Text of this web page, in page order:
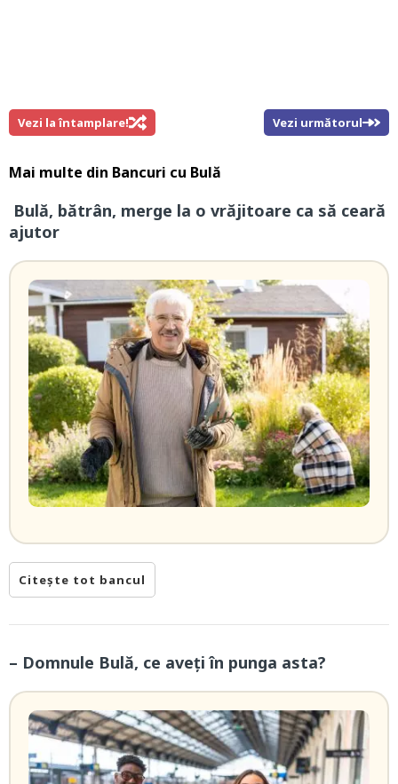
Vezi la întamplare! Vezi următorul
Mai multe din Bancuri cu Bulă
Bulă, bătrân, merge la o vrăjitoare ca să ceară
ajutor
Citește tot bancul
– Domnule Bulă, ce aveți în punga asta?